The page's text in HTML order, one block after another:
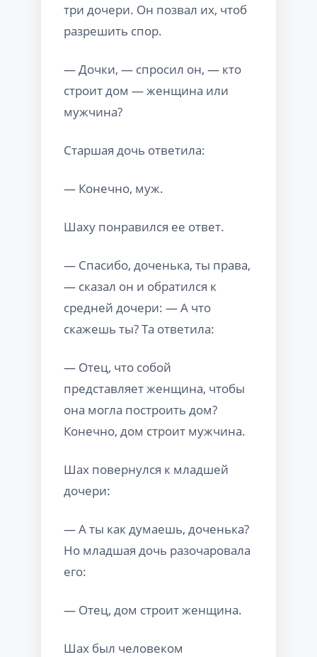
три дочери. Он позвал их, чтоб
разрешить спор.
— Дочки, — спросил он, — кто
строит дом — женщина или
мужчина?
Старшая дочь ответила:
— Конечно, муж.
Шаху понравился ее ответ.
— Спасибо, доченька, ты права,
— сказал он и обратился к
средней дочери: — А что
скажешь ты? Та ответила:
— Отец, что собой
представляет женщина, чтобы
она могла построить дом?
Конечно, дом строит мужчина.
Шах повернулся к младшей
дочери:
— А ты как думаешь, доченька?
Но младшая дочь разочаровала
его:
— Отец, дом строит женщина.
Шах был человеком